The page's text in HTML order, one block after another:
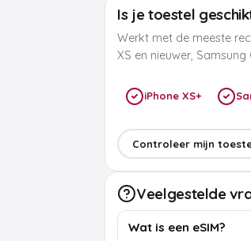
Is je toestel
Werkt met de meeste
XS en nieuwer,
iPhone XS+
Controleer mijn
Veelgestelde
Wat is een eSIM?